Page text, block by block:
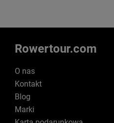
Rowertour.com
O nas
Kontakt
Blog
Marki